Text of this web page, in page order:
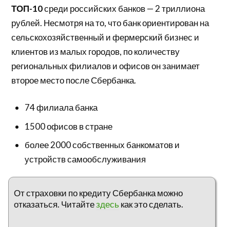
ТОП-10среди российских банков — 2 триллиона
рублей. Несмотря на то, что банк ориентирован на
сельскохозяйственный и фермерский бизнес и
клиентов из малых городов, по количеству
региональных филиалов и офисов он занимает
второе место после Сбербанка.
74 филиала банка
1500 офисов в стране
более 2000 собственных банкоматов и
устройств самообслуживания
От страховки по кредиту Сбербанка можно
отказаться. Читайтездесь как это сделать.